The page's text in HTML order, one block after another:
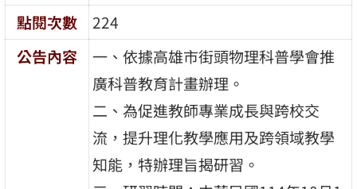
點閱次數
224
公告內容
一、依據高雄市街頭物理科普學會推
廣科普教育計畫辦理。
二、為促進教師專業成長與跨校交
流，提升理化教學應用及跨領域教學
知能，特辦理旨揭研習。